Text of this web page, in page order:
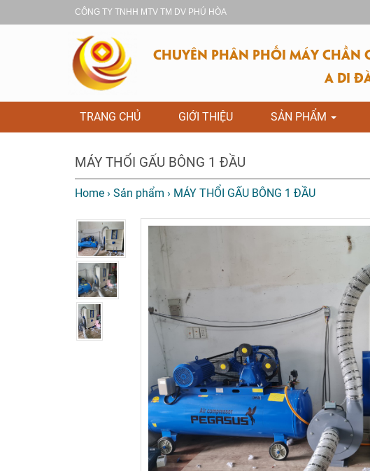
CÔNG TY TNHH MTV TM DV PHÚ HÒA
CHUYÊN PHÂN PHỐI MÁY CHẦN
A DI
TRANG CHỦ GIỚI THIỆU SẢN PHẨM
MÁY THỔI GẤU BÔNG 1 ĐẦU
Home › Sản phẩm › MÁY THỔI GẤU BÔNG 1 ĐẦU